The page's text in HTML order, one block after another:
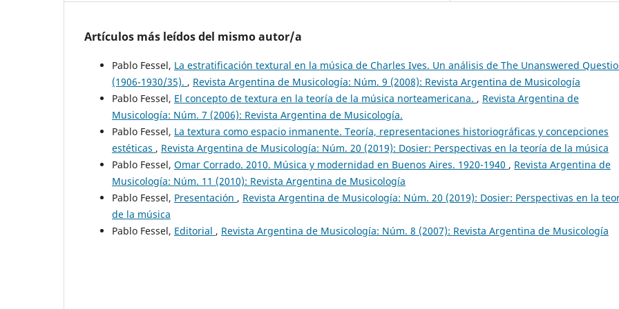
Artículos más leídos del mismo autor/a
Pablo Fessel, La estratificación textural en la música de Charles Ives. Un análisis de The Unanswered
(1906-1930/35). , Revista Argentina de Musicología: Núm. 9 (2008): Revista Argentina de Musicología
Pablo Fessel, El concepto de textura en la teoría de la música norteamericana. , Revista Argentina de
Musicología: Núm. 7 (2006): Revista Argentina de Musicología.
Pablo Fessel, La textura como espacio inmanente. Teoría, representaciones historiográficas y concepciones
estéticas , Revista Argentina de Musicología: Núm. 20 (2019): Dosier: Perspectivas en la teoría de la música
Pablo Fessel, Omar Corrado. 2010. Música y modernidad en Buenos Aires. 1920-1940 , Revista Argentina de
Musicología: Núm. 11 (2010): Revista Argentina de Musicología
Pablo Fessel, Presentación , Revista Argentina de Musicología: Núm. 20 (2019): Dosier: Perspectivas en la
de la música
Pablo Fessel, Editorial , Revista Argentina de Musicología: Núm. 8 (2007): Revista Argentina de Musicología